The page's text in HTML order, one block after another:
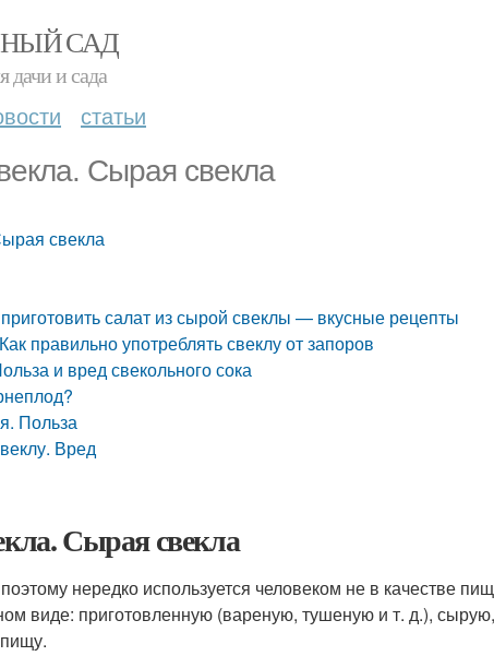
САД
дачи и сада
статьи
Сырая свекла
свекла
салат из сырой свеклы — вкусные рецепты
правильно употреблять свеклу от запоров
и вред свекольного сока
Польза
Вред
Сырая свекла
нередко используется человеком не в качестве
виде: приготовленную (вареную, тушеную и т. д.),